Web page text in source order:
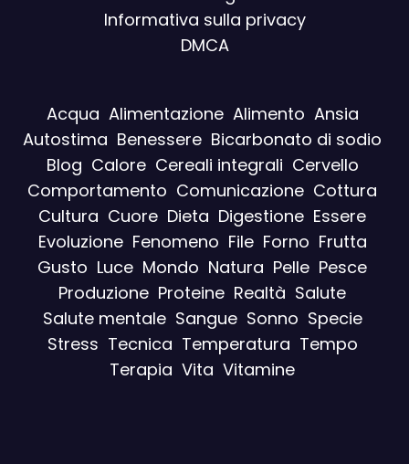
Informativa sulla privacy
DMCA
Acqua Alimentazione Alimento Ansia
Autostima Benessere Bicarbonato di sodio
Blog Calore Cereali integrali Cervello
Comportamento Comunicazione Cottura
Cultura Cuore Dieta Digestione Essere
Evoluzione Fenomeno File Forno Frutta
Gusto Luce Mondo Natura Pelle Pesce
Produzione Proteine Realtà Salute
Salute mentale Sangue Sonno Specie
Stress Tecnica Temperatura Tempo
Terapia Vita Vitamine